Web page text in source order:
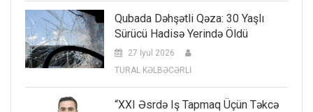
Qubada Dəhşətli Qəza: 30 Yaşlı
Sürücü Hadisə Yerində Öldü
27 İyul 2026
TURAL KƏLBƏCƏRLİ
“XXI Əsrdə Iş Tapmaq Üçün Təkcə